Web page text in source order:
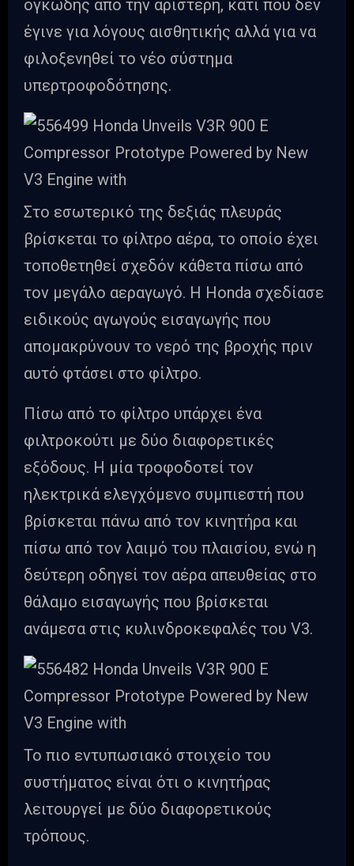
ογκώδης από την αριστερή, κάτι που δεν
έγινε για λόγους αισθητικής αλλά για να
φιλοξενηθεί το νέο σύστημα
υπερτροφοδότησης.
Στο εσωτερικό της δεξιάς πλευράς
βρίσκεται το φίλτρο αέρα, το οποίο έχει
τοποθετηθεί σχεδόν κάθετα πίσω από
τον μεγάλο αεραγωγό. Η Honda σχεδίασε
ειδικούς αγωγούς εισαγωγής που
απομακρύνουν το νερό της βροχής πριν
αυτό φτάσει στο φίλτρο.
Πίσω από το φίλτρο υπάρχει ένα
φιλτροκούτι με δύο διαφορετικές
εξόδους. Η μία τροφοδοτεί τον
ηλεκτρικά ελεγχόμενο συμπιεστή που
βρίσκεται πάνω από τον κινητήρα και
πίσω από τον λαιμό του πλαισίου, ενώ η
δεύτερη οδηγεί τον αέρα απευθείας στο
θάλαμο εισαγωγής που βρίσκεται
ανάμεσα στις κυλινδροκεφαλές του V3.
Το πιο εντυπωσιακό στοιχείο του
συστήματος είναι ότι ο κινητήρας
λειτουργεί με δύο διαφορετικούς
τρόπους.